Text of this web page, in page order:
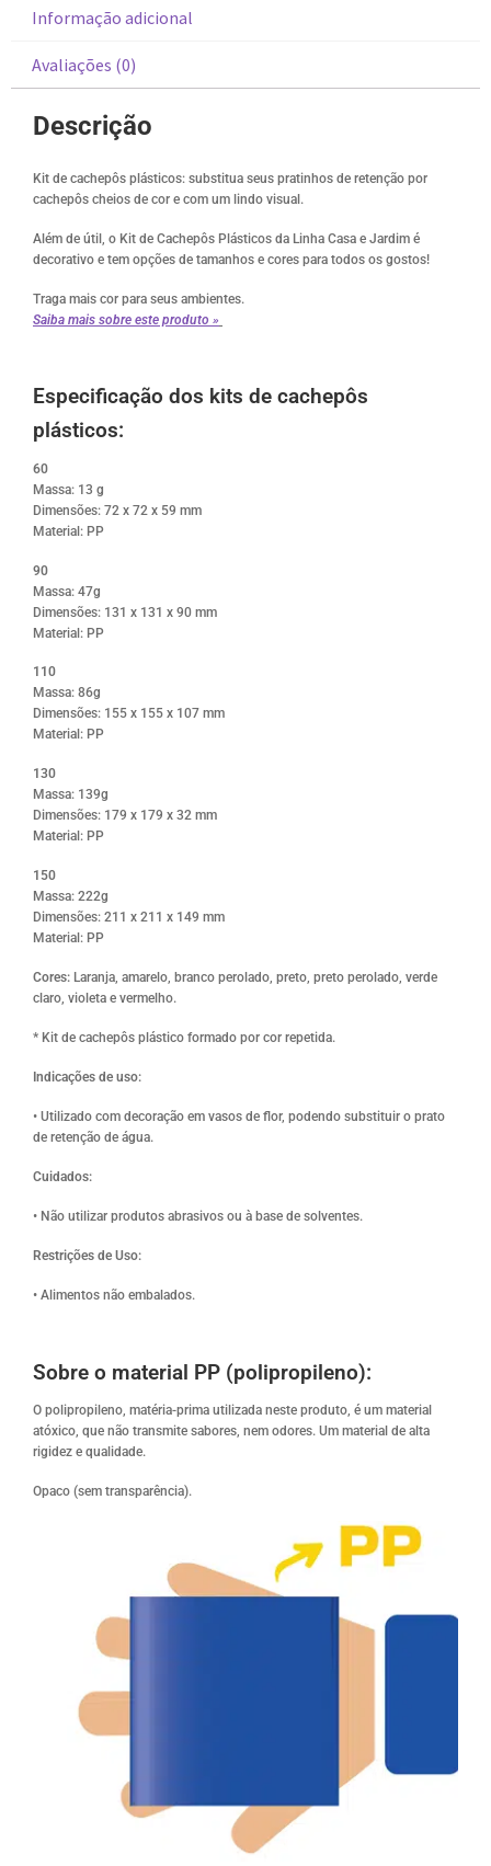
Informação adicional
Avaliações (0)
Descrição
Kit de cachepôs plásticos: substitua seus pratinhos de retenção por
cachepôs cheios de cor e com um lindo visual.
Além de útil, o Kit de Cachepôs Plásticos da Linha Casa e Jardim é
decorativo e tem opções de tamanhos e cores para todos os gostos!
Traga mais cor para seus ambientes.
Saiba mais sobre este produto »
Especificação dos kits de cachepôs
plásticos:
60
Massa: 13 g
Dimensões: 72 x 72 x 59 mm
Material: PP
90
Massa: 47g
Dimensões: 131 x 131 x 90 mm
Material: PP
110
Massa: 86g
Dimensões: 155 x 155 x 107 mm
Material: PP
130
Massa: 139g
Dimensões: 179 x 179 x 32 mm
Material: PP
150
Massa: 222g
Dimensões: 211 x 211 x 149 mm
Material: PP
Cores: Laranja, amarelo, branco perolado, preto, preto perolado, verde
claro, violeta e vermelho.
* Kit de cachepôs plástico formado por cor repetida.
Indicações de uso:
• Utilizado com decoração em vasos de flor, podendo substituir o prato
de retenção de água.
Cuidados:
• Não utilizar produtos abrasivos ou à base de solventes.
Restrições de Uso:
• Alimentos não embalados.
Sobre o material PP (polipropileno):
O polipropileno, matéria-prima utilizada neste produto, é um material
atóxico, que não transmite sabores, nem odores. Um material de alta
rigidez e qualidade.
Opaco (sem transparência).